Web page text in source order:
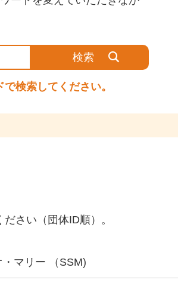
検索してください。
さい（団体ID順）。
マリー （SSM)